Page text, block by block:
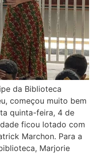
da Biblioteca
começou muito bem
quinta-feira, 4 de
ficou lotado com
Marchon. Para a
Marjorie